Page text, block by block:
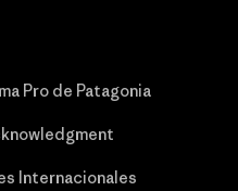
Pro de Patagonia
Internacionales